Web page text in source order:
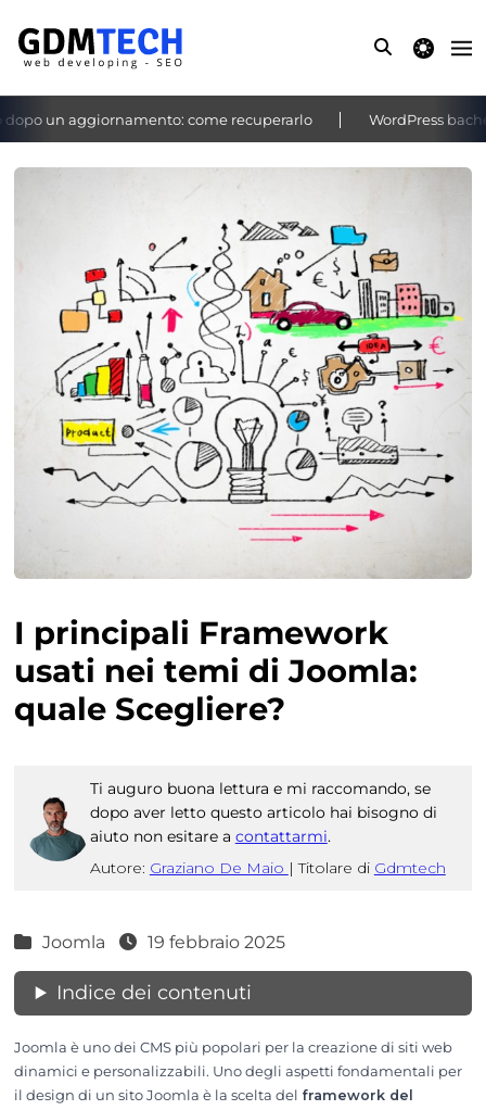
theme
un aggiornamento: come recuperarlo WordPress
‹ ›
I principali Framework
usati nei temi di Joomla:
quale Scegliere?
Ti auguro buona lettura e mi raccomando, se
dopo aver letto questo articolo hai bisogno di
aiuto non esitare a contattarmi.
Autore: Graziano De Maio | Titolare di Gdmtech
Joomla 19 febbraio 2025
Indice dei contenuti
Joomla è uno dei CMS più popolari per la creazione di siti web
dinamici e personalizzabili. Uno degli aspetti fondamentali per
il design di un sito Joomla è la scelta del framework del